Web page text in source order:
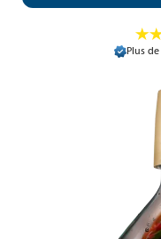
Plus de